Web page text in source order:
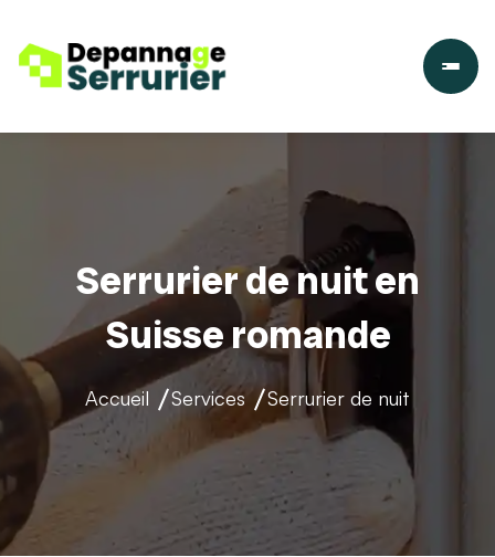
Serrurier de nuit en
Suisse romande
Accueil Services Serrurier de nuit